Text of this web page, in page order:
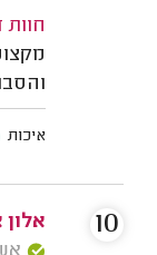
איכות
אלון
10